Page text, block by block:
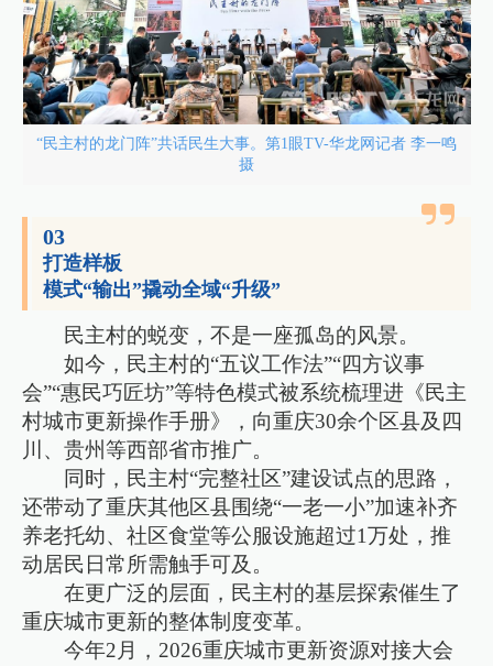
“民主村的龙门阵”共话民生大事。第1眼TV-华龙网记者 李一鸣
摄
03
打造样板
模式“输出”撬动全域“升级”
民主村的蜕变，不是一座孤岛的风景。
如今，民主村的“五议工作法”“四方议事
会”“惠民巧匠坊”等特色模式被系统梳理进《民主
村城市更新操作手册》，向重庆30余个区县及四
川、贵州等西部省市推广。
同时，民主村“完整社区”建设试点的思路，
还带动了重庆其他区县围绕“一老一小”加速补齐
养老托幼、社区食堂等公服设施超过1万处，推
动居民日常所需触手可及。
在更广泛的层面，民主村的基层探索催生了
重庆城市更新的整体制度变革。
今年2月，2026重庆城市更新资源对接大会